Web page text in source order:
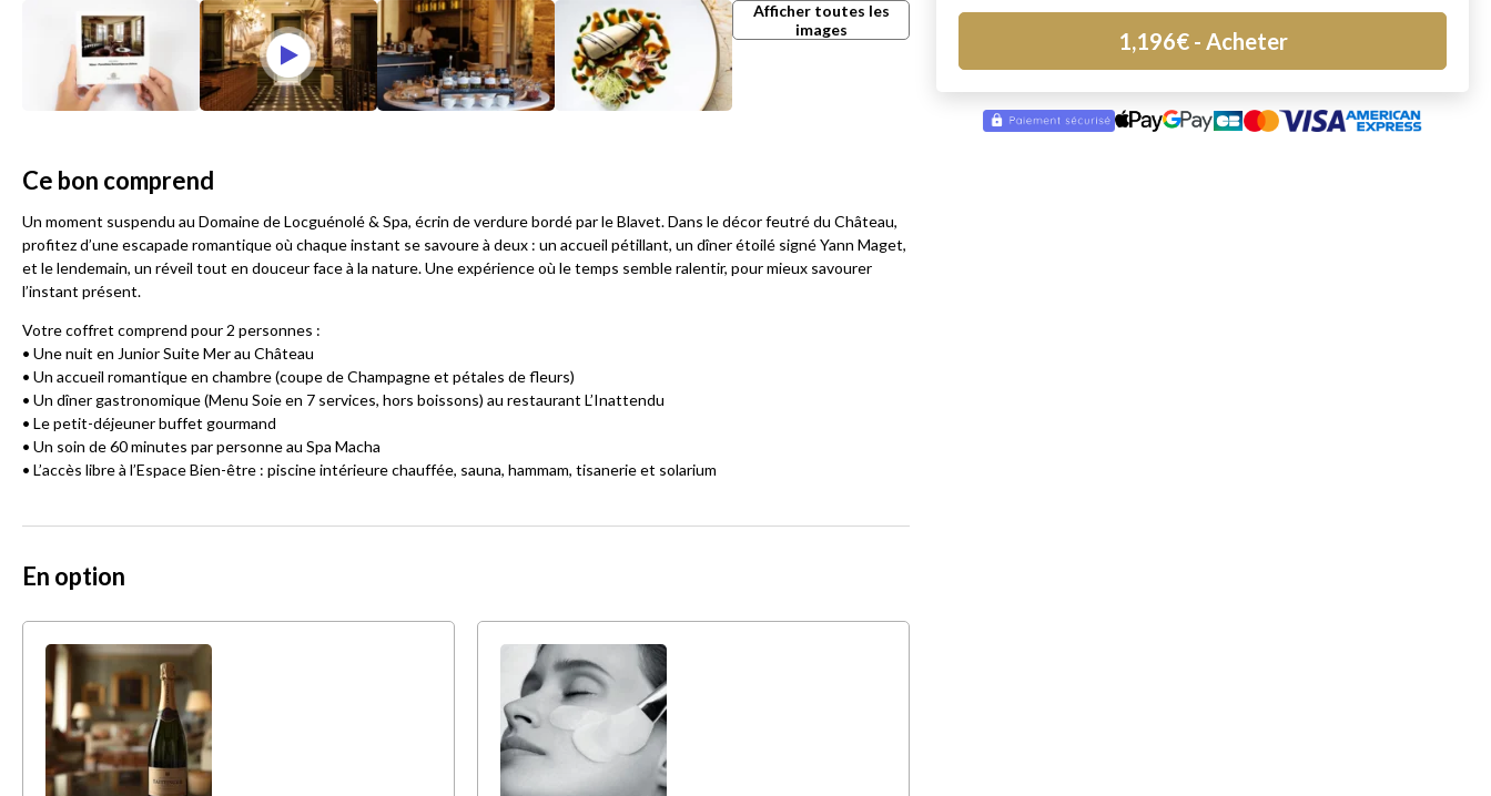
Afficher toutes les
images
1,196€- Acheter
Ce bon comprend
Un moment suspendu au Domaine de Locguénolé & Spa, écrin de verdure bordé par le Blavet. Dans le décor feutré du Château,
profitez d’une escapade romantique où chaque instant se savoure à deux : un accueil pétillant, un dîner étoilé signé Yann Maget,
et le lendemain, un réveil tout en douceur face à la nature. Une expérience où le temps semble ralentir, pour mieux savourer
l’instant présent.
Votre coffret comprend pour 2 personnes :
• Une nuit en Junior Suite Mer au Château
• Un accueil romantique en chambre (coupe de Champagne et pétales de fleurs)
• Un dîner gastronomique (Menu Soie en 7 services, hors boissons) au restaurant L’Inattendu
• Le petit-déjeuner buffet gourmand
• Un soin de 60 minutes par personne au Spa Macha
• L’accès libre à l’Espace Bien-être : piscine intérieure chauffée, sauna, hammam, tisanerie et solarium
En option